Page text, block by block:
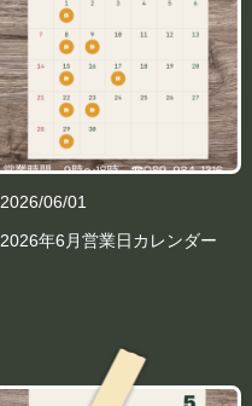
2026/06/01
2026年6月営業日カレンダー